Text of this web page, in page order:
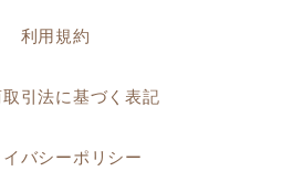
利用規約
引法に基づく表記
バシーポリシー